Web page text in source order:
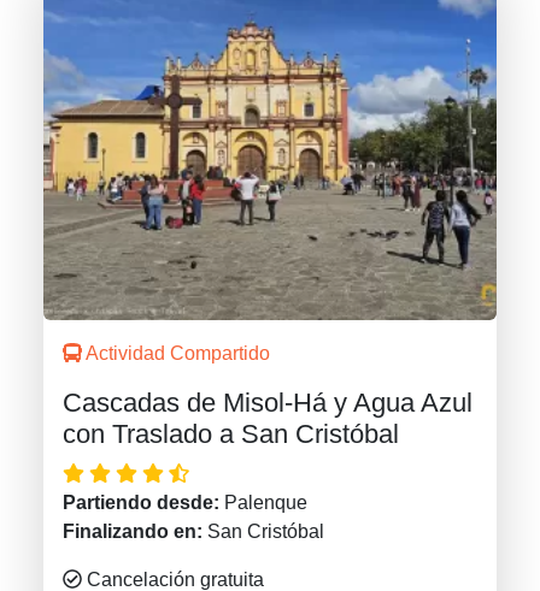
Actividad Compartido
Cascadas de Misol-Há y Agua Azul
con Traslado a San Cristóbal
Partiendo desde: Palenque
Finalizando en: San Cristóbal
Cancelación gratuita